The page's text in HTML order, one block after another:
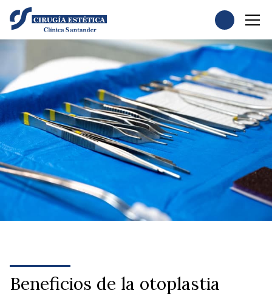
Beneficios de la otoplastia